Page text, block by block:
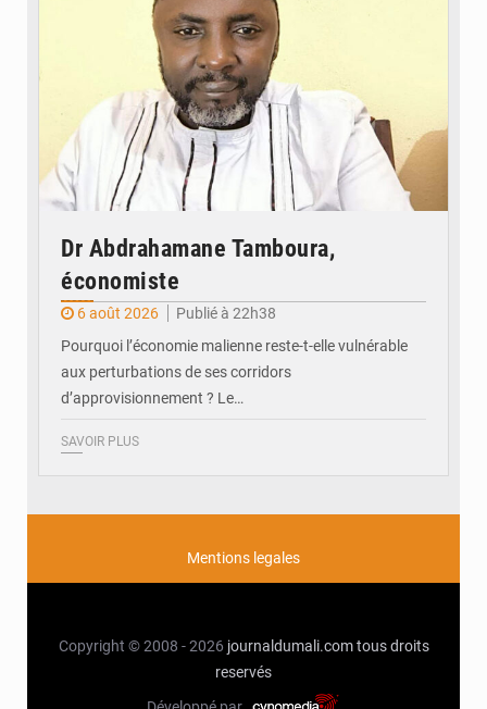
Dr Abdrahamane Tamboura,
économiste
6 août 2026
Publié à 22h38
Pourquoi l’économie malienne reste-t-elle vulnérable
aux perturbations de ses corridors
d’approvisionnement ? Le…
SAVOIR PLUS
Mentions legales
Copyright © 2008 - 2026 journaldumali.com tous droits
reservés